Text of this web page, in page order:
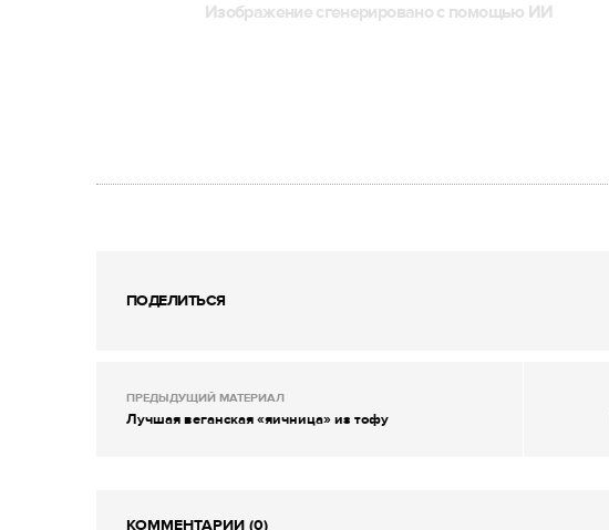
Изображение сгенерировано с помощью ИИ
ПОДЕЛИТЬСЯ
ПРЕДЫДУЩИЙ МАТЕРИАЛ
Лучшая веганская «яичница» из тофу
КОММЕНТАРИИ (0)